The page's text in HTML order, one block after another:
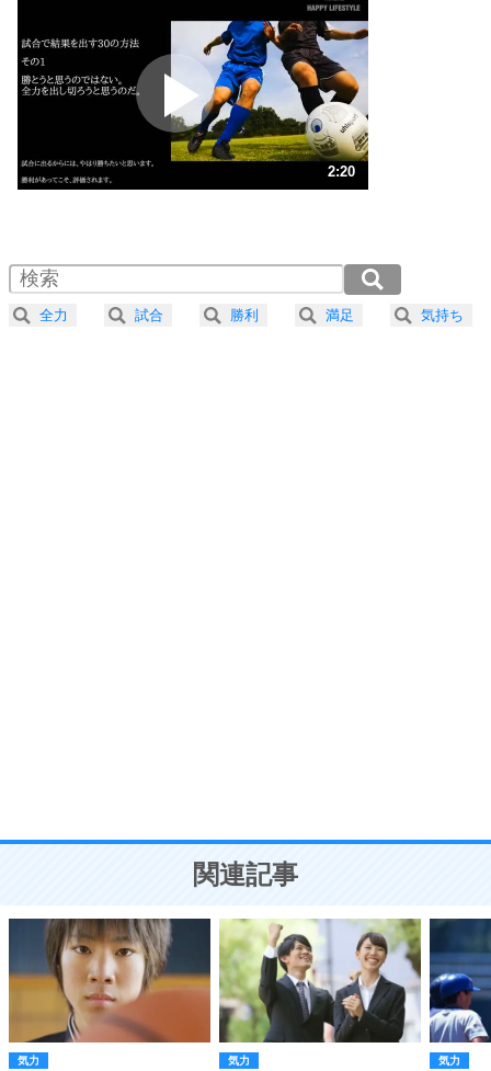
いらいらしない人になる30の方法
プラス思考
ポジティブになれない原因は、行動しないから。
ポジティブ思考になる30の方法
ストレス対策
人生、なんとかなるもの。
気楽に生きる30の方法
4 器の大きい人は、怒りを優しさで表現する。
プラス思考
ことが大切。
2:20
2.0倍速 （275KB 1分10秒）
2.5倍速 （220KB 56秒）
3.0倍速 （184KB 46秒）
全力 試合 勝利 満足 気持ち
関連記事
気力 気力 気力